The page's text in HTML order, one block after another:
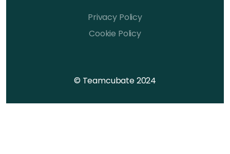
© Teamcubate 2024
Privacy Policy
Cookie Policy